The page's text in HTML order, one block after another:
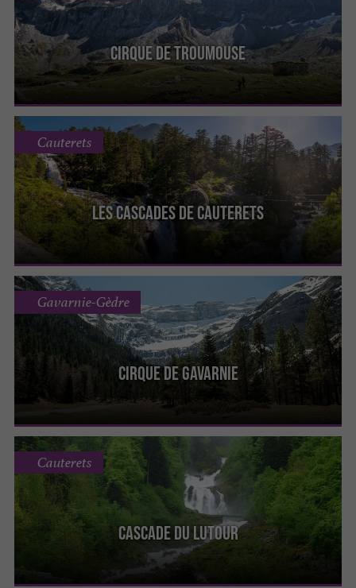
Cirque De Troumouse
Les Cascades de Cauterets
Cauterets
Cirque De Gavarnie
Gavarnie-Gèdre
Cascade du Lutour
Cauterets